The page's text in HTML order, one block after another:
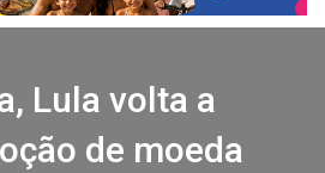
Lula volta a
de moeda